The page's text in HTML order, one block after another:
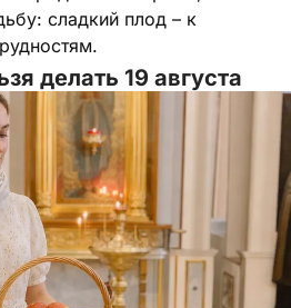
сладкий плод – к
делать 19 августа